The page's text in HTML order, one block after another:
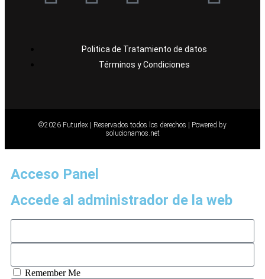
Politica de Tratamiento de datos
Términos y Condiciones
©2026 Futurlex | Reservados todos los derechos | Powered by
solucionamos.net
Acceso Panel
Accede al administrador de la web
Remember Me